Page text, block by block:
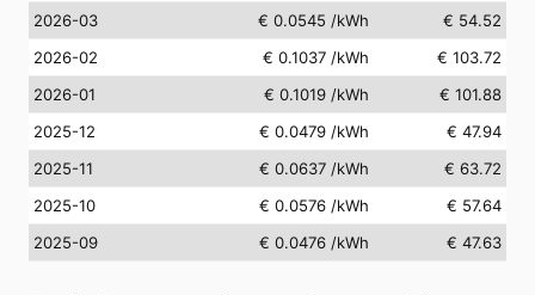
2026-03
€ 0.0545 /kWh
€ 54.52
2026-02
€ 0.1037 /kWh
€ 103.72
2026-01
€ 0.1019 /kWh
€ 101.88
2025-12
€ 0.0479 /kWh
€ 47.94
2025-11
€ 0.0637 /kWh
€ 63.72
2025-10
€ 0.0576 /kWh
€ 57.64
2025-09
€ 0.0476 /kWh € 47.63